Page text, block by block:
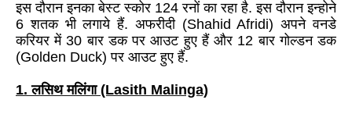
इस दौरान इनका बेस्ट स्कोर 124 रनों का रहा है. इस दौरान इन्होने
6 शतक भी लगाये हैं. अफरीदी (Shahid Afridi)अपने वनडे
करियर में30 बार डक पर आउट हुए हैं और 12 बार गोल्डन डक
(Golden Duck) पर आउट हुए हैं.
1. लसिथ मलिंगा (Lasith Malinga)